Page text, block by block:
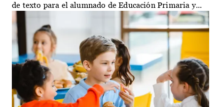
de texto para el alumnado de Educación Primaria y...